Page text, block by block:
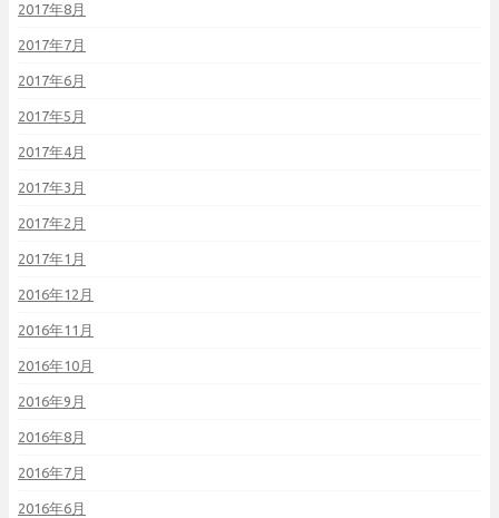
2017年8月
2017年7月
2017年6月
2017年5月
2017年4月
2017年3月
2017年2月
2017年1月
2016年12月
2016年11月
2016年10月
2016年9月
2016年8月
2016年7月
2016年6月